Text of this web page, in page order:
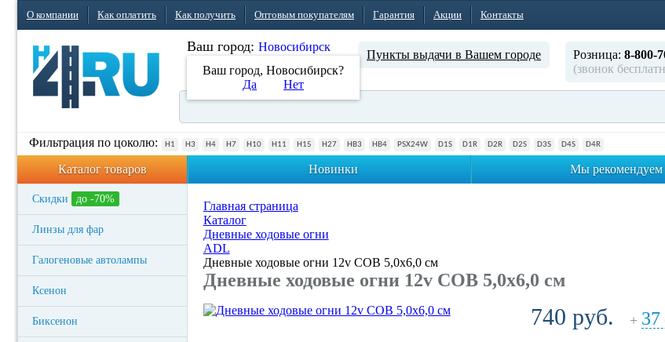
О компании Как оплатить Как получить Оптовым покупателям Гарантия Акции Контакты
Ваш город: Новосибирск
Ваш город, Новосибирск?
Да
Нет
Пункты выдачи в Вашем городе Розница: 8-800-
(звонок
Фильтрация по цоколю: H1 H3 H4 H7 H10 H11 H15 H27 HB3 HB4 PSX24W D1S D1R D2R D2S D3S D4S D4R
Каталог товаров
Новинки Мы рекомендуем
Скидки до -70%
Линзы для фар
Галогеновые автолампы
Ксенон
Биксенон
Главная страница
Каталог
Дневные ходовые огни
ADL
Дневные ходовые огни 12v COB 5,0x6,0 см
Дневные ходовые огни 12v COB 5,0x6,0 см
740 руб. + 37